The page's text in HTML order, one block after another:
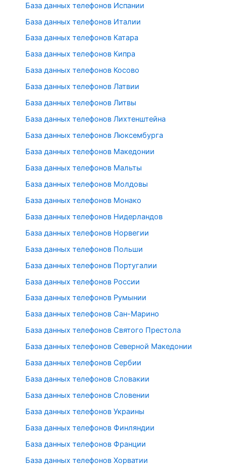
База данных телефонов Испании
База данных телефонов Италии
База данных телефонов Катара
База данных телефонов Кипра
База данных телефонов Косово
База данных телефонов Латвии
База данных телефонов Литвы
База данных телефонов Лихтенштейна
База данных телефонов Люксембурга
База данных телефонов Македонии
База данных телефонов Мальты
База данных телефонов Молдовы
База данных телефонов Монако
База данных телефонов Нидерландов
База данных телефонов Норвегии
База данных телефонов Польши
База данных телефонов Португалии
База данных телефонов России
База данных телефонов Румынии
База данных телефонов Сан-Марино
База данных телефонов Святого Престола
База данных телефонов Северной Македонии
База данных телефонов Сербии
База данных телефонов Словакии
База данных телефонов Словении
База данных телефонов Украины
База данных телефонов Финляндии
База данных телефонов Франции
База данных телефонов Хорватии